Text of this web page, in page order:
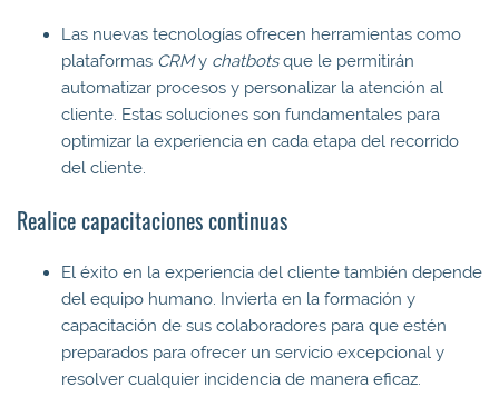
Las nuevas tecnologías ofrecen herramientas como
plataformas CRMy chatbotsque le permitirán
automatizar procesos y personalizar la atención al
cliente. Estas soluciones son fundamentales para
optimizar la experiencia en cada etapa del recorrido
del cliente.
Realice capacitaciones continuas
El éxito en la experiencia del cliente también depende
del equipo humano. Invierta en la formación y
capacitación de sus colaboradores para que estén
preparados para ofrecer un servicio excepcional y
resolver cualquier incidencia de manera eficaz.